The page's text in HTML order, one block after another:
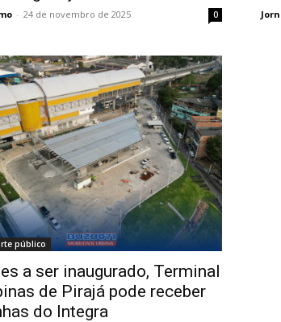
- 24 de novembro de 2025 0
público
a ser inaugurado, Terminal
de Pirajá pode receber
do Integra